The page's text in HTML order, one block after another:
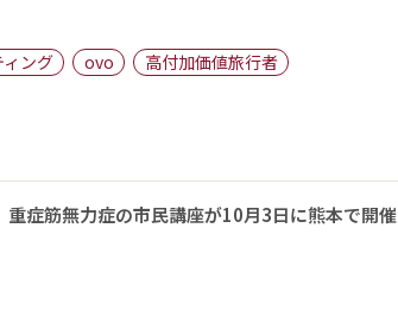
ング ovo 高付加価値旅行者
症筋無力症の市民講座が10月3日に熊本で開催